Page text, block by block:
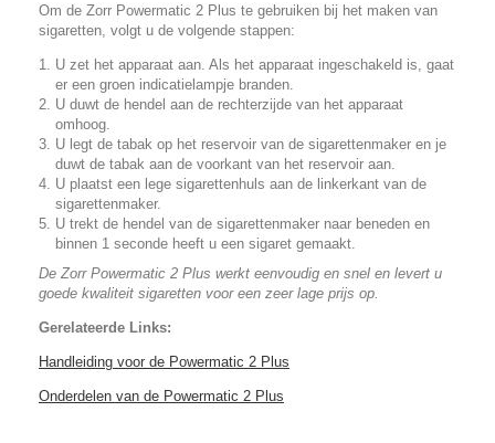
Om de Zorr Powermatic 2 Plus te gebruiken bij het maken van
sigaretten, volgt u de volgende stappen:
U zet het apparaat aan. Als het apparaat ingeschakeld is, gaat
er een groen indicatielampje branden.
U duwt de hendel aan de rechterzijde van het apparaat
omhoog.
U legt de tabak op het reservoir van de sigarettenmaker en je
duwt de tabak aan de voorkant van het reservoir aan.
U plaatst een lege sigarettenhuls aan de linkerkant van de
sigarettenmaker.
U trekt de hendel van de sigarettenmaker naar beneden en
binnen 1 seconde heeft u een sigaret gemaakt.
De Zorr Powermatic 2 Plus werkt eenvoudig en snel en levert u
goede kwaliteit sigaretten voor een zeer lage prijs op.
Gerelateerde Links:
Handleiding voor de Powermatic 2 Plus
Onderdelen van de Powermatic 2 Plus